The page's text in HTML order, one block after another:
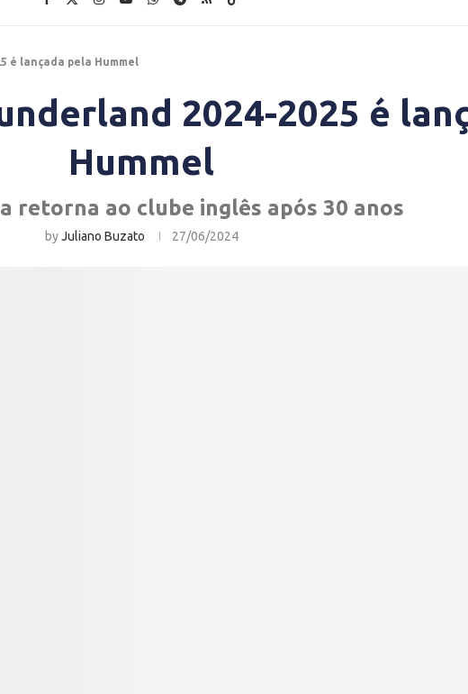
é lançada pela Hummel
2024-2025 é
Hummel
retorna ao clube inglês após 30 anos
byJuliano Buzato 27/06/2024